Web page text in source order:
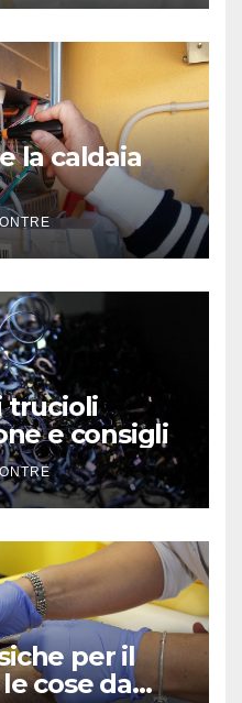
la caldaia
trucioli
e consigli
per il
cose da